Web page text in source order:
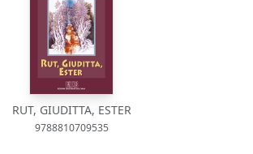
RUT, GIUDITTA, ESTER
9788810709535